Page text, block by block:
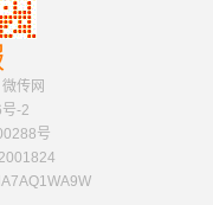
传网
-2
号